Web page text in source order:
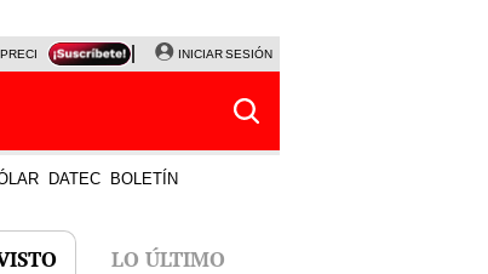
PRECIO DEL DÓLAR CORTE DE LUZ VIERNES 7 DE AGOSTO
INICIAR SESIÓN
DATEC BOLETÍN
LO ÚLTIMO